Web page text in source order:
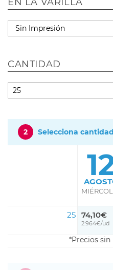
CANTIDAD
2 Selecciona
25 74,10€
2.964€/ud
Precios sin